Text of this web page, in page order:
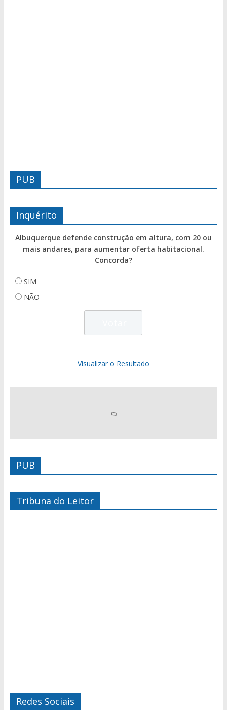
PUB
Inquérito
Albuquerque defende construção em altura, com 20 ou
mais andares, para aumentar oferta habitacional.
Concorda?
SIM
NÃO
Visualizar o Resultado
PUB
Tribuna do Leitor
Redes Sociais